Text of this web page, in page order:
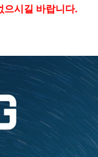
으시길 바랍니다.